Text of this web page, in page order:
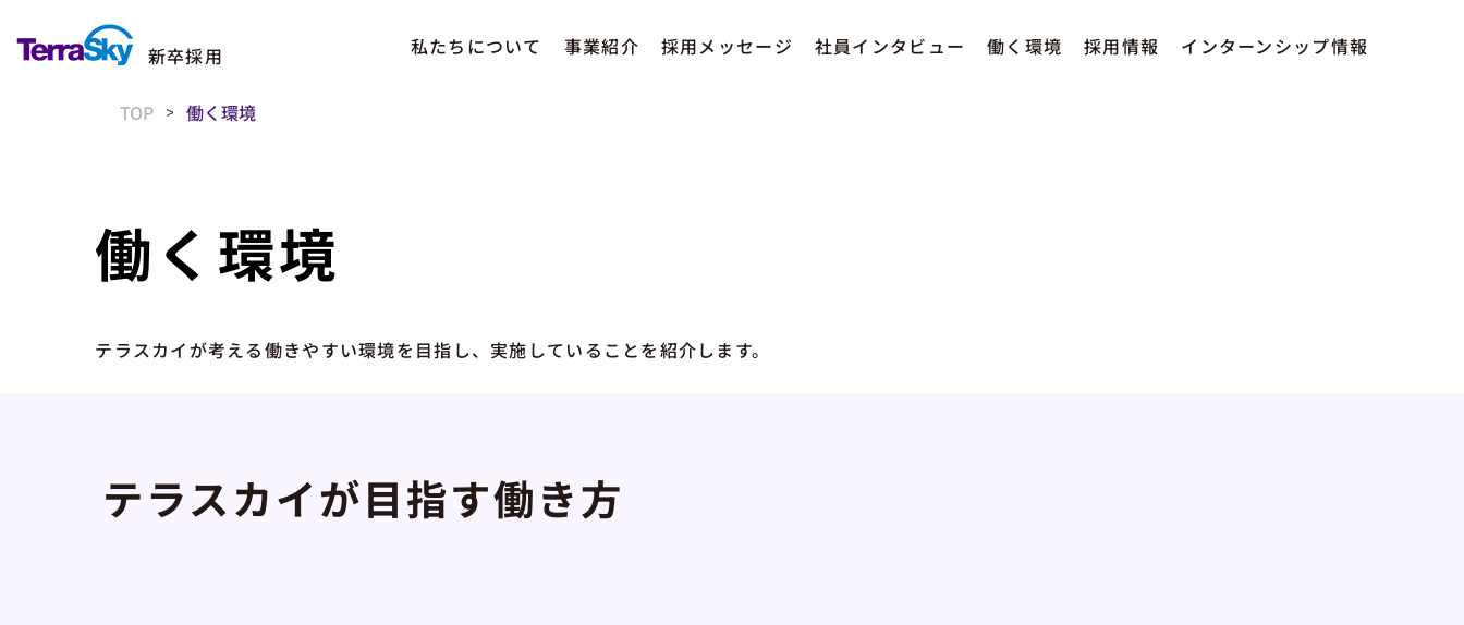
新卒採用 私たちについて 事業紹介 採用メッセージ 社員インタビュー 働く環境 採用情報 インターンシップ情報
TOP > 働く環境
働く環境
テラスカイが考える働きやすい環境を目指し、実施していることを紹介します。
テラスカイが目指す働き方